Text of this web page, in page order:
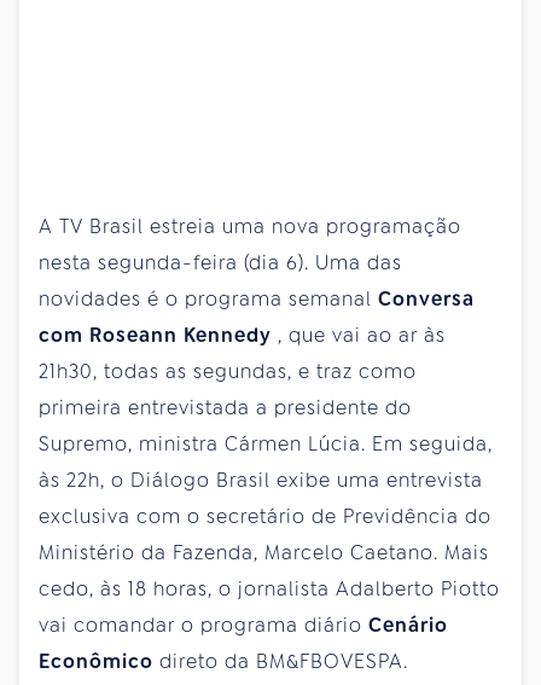
A TV Brasil estreia uma nova programação
nesta segunda-feira (dia 6). Uma das
novidades é o programa semanal Conversa
com Roseann Kennedy , que vai ao ar às
21h30, todas as segundas, e traz como
primeira entrevistada a presidente do
Supremo, ministra Cármen Lúcia. Em seguida,
às 22h, o Diálogo Brasil exibe uma entrevista
exclusiva com o secretário de Previdência do
Ministério da Fazenda, Marcelo Caetano. Mais
cedo, às 18 horas, o jornalista Adalberto Piotto
vai comandar o programa diário Cenário
Econômico direto da BM&FBOVESPA.